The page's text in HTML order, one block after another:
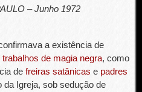
– Junho 1972
a existência de
trabalhos de magia negra, como
de freiras satânicas e padres
da Igreja, sob sedução de